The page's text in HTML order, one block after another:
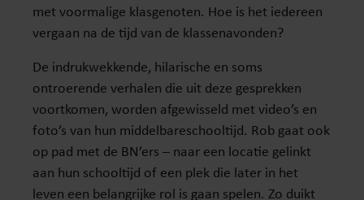
met voormalige klasgenoten. Hoe is het iedereen
vergaan na de tijd van de klassenavonden?
De indrukwekkende, hilarische en soms
ontroerende verhalen die uit deze gesprekken
voortkomen, worden afgewisseld met video’s en
foto’s van hun middelbareschooltijd. Rob gaat ook
op pad met de BN’ers – naar een locatie gelinkt
aan hun schooltijd of een plek die later in het
leven een belangrijke rol is gaan spelen. Zo duikt